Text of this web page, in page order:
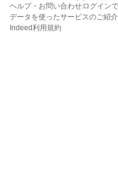
ヘルプ・お問い合わせ ログイン
データを使ったサービスのご紹介
Indeed利用規約